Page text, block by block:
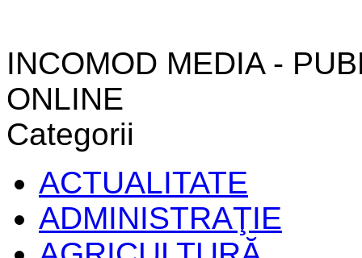
INCOMOD MEDIA -
ONLINE
Categorii
ACTUALITATE
ADMINISTRAŢIE